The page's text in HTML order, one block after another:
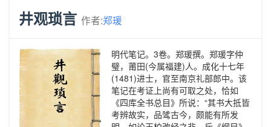
井观琐言 作者:郑瑗
明代笔记。3卷。郑瑗撰。郑瑗字仲
璧，莆田(今属福建)人。成化十七年
(1481)进士，官至南京礼部郎中。该
笔记在考证上尚有可取之处，恰如
《四库全书总目》所说：“其书大抵皆
考辨故实，品骘古今，颇能有所发